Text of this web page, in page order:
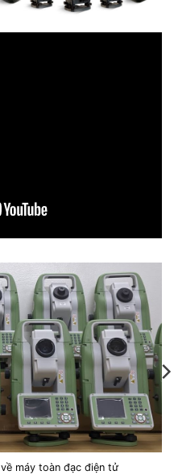
máy toàn đạc điện tử